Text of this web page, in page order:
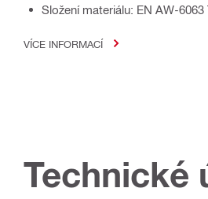
Složení materiálu: EN AW-6063
VÍCE INFORMACÍ
Technické